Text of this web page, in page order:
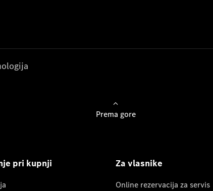
Prema gore
pri kupnji Za vlasnike
Online rezervacija za servis